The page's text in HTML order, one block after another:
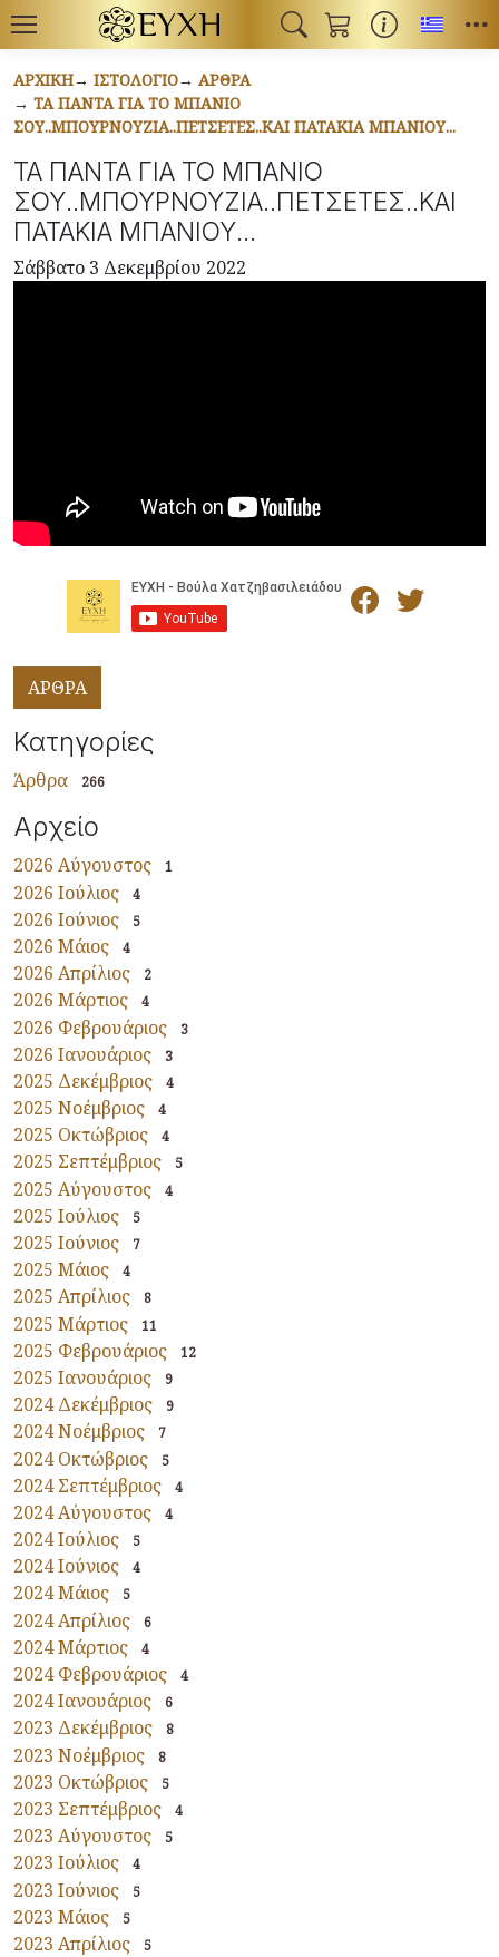
ΑΡΧΙΚΉ ΙΣΤΟΛΌΓΙΟ
ΆΡΘΡΑ
ΤΑ ΠΑΝΤΑ ΓΙΑ ΤΟ ΜΠΑΝΙΟ
ΣΟΥ..ΜΠΟΥΡΝΟΥΖΙΑ..ΠΕΤΣΕΤΕΣ..ΚΑΙ ΠΑΤΑΚΙΑ ΜΠΑΝΙΟΥ...
ΤΑ ΠΑΝΤΑ ΓΙΑ ΤΟ ΜΠΑΝΙΟ
ΣΟΥ..ΜΠΟΥΡΝΟΥΖΙΑ..ΠΕΤΣΕΤΕΣ..ΚΑΙ
ΠΑΤΑΚΙΑ ΜΠΑΝΙΟΥ...
Σάββατο 3 Δεκεμβρίου 2022
ΑΡΘΡΑ
Κατηγορίες
Άρθρα 266
Αρχείο
2026 Αύγουστος 1
2026 Ιούλιος 4
2026 Ιούνιος 5
2026 Μάιος 4
2026 Απρίλιος 2
2026 Μάρτιος 4
2026 Φεβρουάριος 3
2026 Ιανουάριος 3
2025 Δεκέμβριος 4
2025 Νοέμβριος 4
2025 Οκτώβριος 4
2025 Σεπτέμβριος 5
2025 Αύγουστος 4
2025 Ιούλιος 5
2025 Ιούνιος 7
2025 Μάιος 4
2025 Απρίλιος 8
2025 Μάρτιος 11
2025 Φεβρουάριος 12
2025 Ιανουάριος 9
2024 Δεκέμβριος 9
2024 Νοέμβριος 7
2024 Οκτώβριος 5
2024 Σεπτέμβριος 4
2024 Αύγουστος 4
2024 Ιούλιος 5
2024 Ιούνιος 4
2024 Μάιος 5
2024 Απρίλιος 6
2024 Μάρτιος 4
2024 Φεβρουάριος 4
2024 Ιανουάριος 6
2023 Δεκέμβριος 8
2023 Νοέμβριος 8
2023 Οκτώβριος 5
2023 Σεπτέμβριος 4
2023 Αύγουστος 5
2023 Ιούλιος 4
2023 Ιούνιος 5
2023 Μάιος 5
2023 Απρίλιος 5